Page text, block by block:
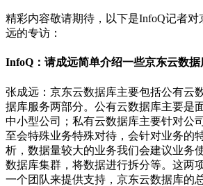
精彩内容敬请期待，以下是InfoQ记者
远的专访：
InfoQ：请成远简单介绍一些京东云数据
张成远：京东云数据库主要包括公有云
据库服务两部分。公有云数据库主要是
中小型公司；私有云数据库主要针对公
至会特殊业务特殊对待，会针对业务的
析，数据量较大的业务我们会建议业务
数据库集群，将数据进行拆分等。这两
一个团队来提供支持，京东云数据库的